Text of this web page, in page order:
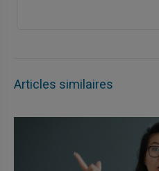
Articles similaires